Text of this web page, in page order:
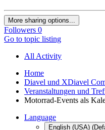
More sharing options...
Followers 0
Go to topic listing
All Activity
Home
Diavel und XDiavel
Veranstaltungen und
Motorrad-Events als
Language
English (USA)